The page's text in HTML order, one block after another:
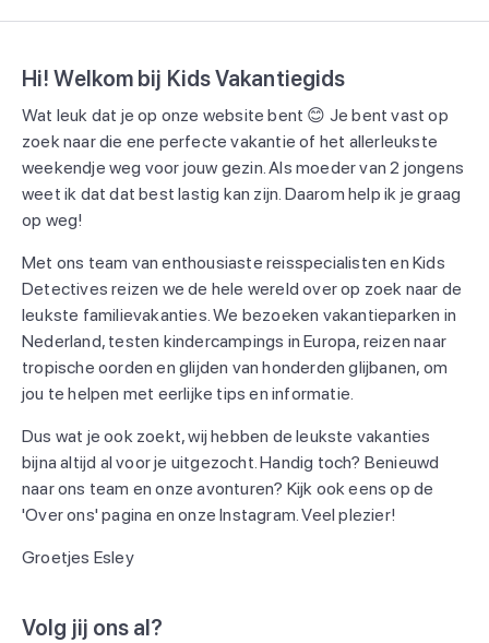
Hi! Welkom bij Kids Vakantiegids
Wat leuk dat je op onze website bent 😊 Je bent vast op
zoek naar die ene perfecte vakantie of het allerleukste
weekendje weg voor jouw gezin. Als moeder van 2 jongens
weet ik dat dat best lastig kan zijn. Daarom help ik je graag
op weg!
Met ons team van enthousiaste reisspecialisten en Kids
Detectives reizen we de hele wereld over op zoek naar de
leukste familievakanties. We bezoeken vakantieparken in
Nederland, testen kindercampings in Europa, reizen naar
tropische oorden en glijden van honderden glijbanen, om
jou te helpen met eerlijke tips en informatie.
Dus wat je ook zoekt, wij hebben de leukste vakanties
bijna altijd al voor je uitgezocht. Handig toch? Benieuwd
naar ons team en onze avonturen? Kijk ook eens op de
'Over ons' pagina en onze Instagram. Veel plezier!
Groetjes Esley
Volg jij ons al?